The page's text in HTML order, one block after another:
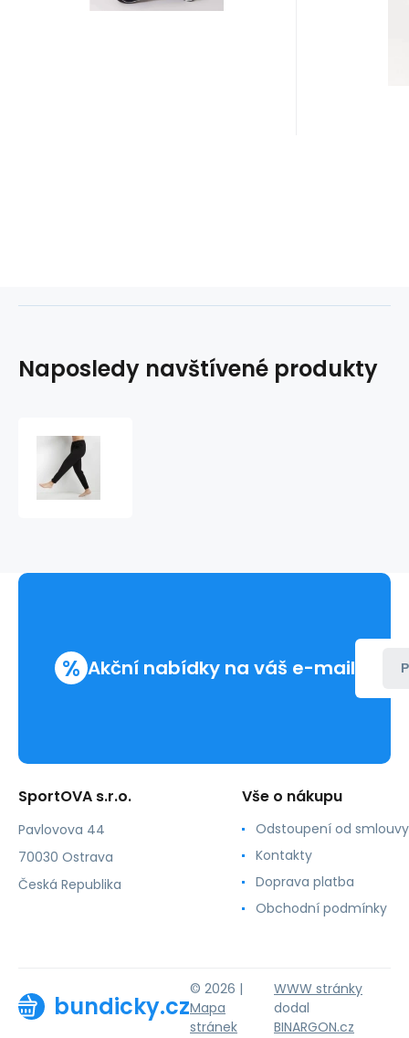
Naposledy navštívené produkty
-
% Akční nabídky na váš e-mail
SportOVA s.r.o.
Pavlovova 44
70030 Ostrava
Česká Republika
Vše o nákupu
Odstoupení od smlouvy
Kontakty
Doprava platba
Obchodní podmínky
bundicky.cz
© 2026 |
Mapa
stránek
WWW stránky
dodal
BINARGON.cz